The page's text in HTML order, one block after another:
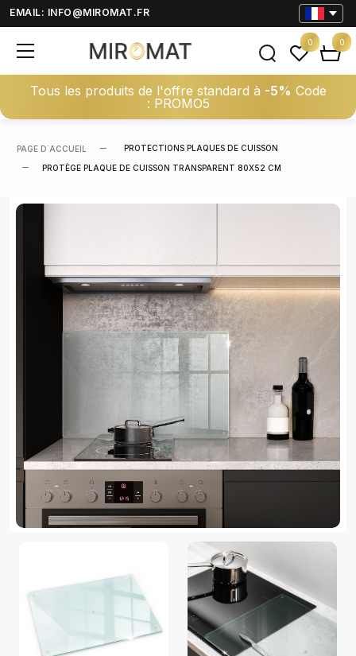
EMAIL: INFO@MIROMAT.FR
Tous les produits de l'offre standard à -5% Code
: PROMO5
0 0
PAGE D΄ACCUEIL PROTECTIONS PLAQUES DE CUISSON
PROTÈGE PLAQUE DE CUISSON TRANSPARENT 80X52 CM